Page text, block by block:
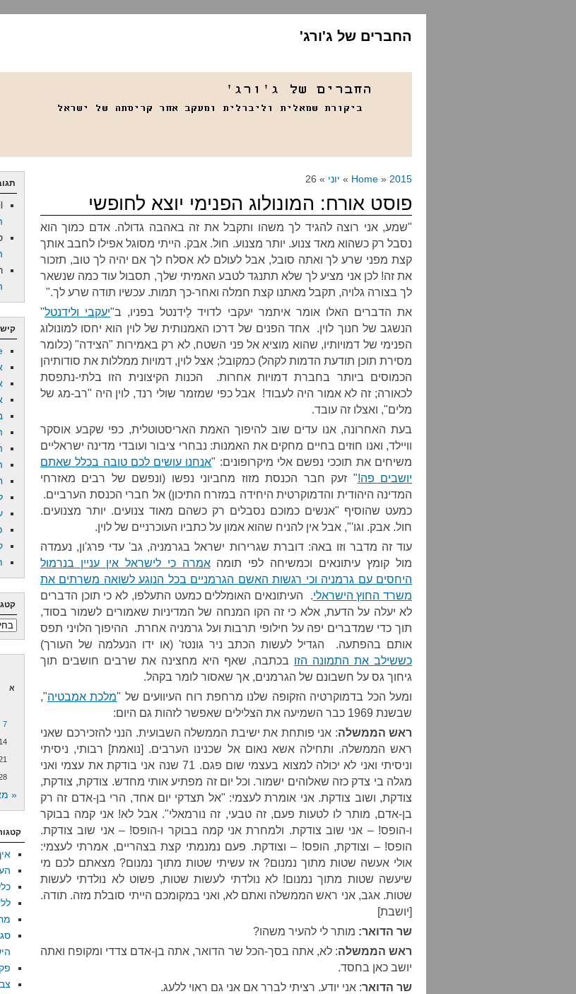
החברים של ג'ורג'
Home » 2015
» יוני » 26
פוסט אורח: המונולוג הפנימי יוצא לחופשי
"שמע, אני רוצה להגיד לך משהו ותקבל את זה באהבה גדולה. אדם כמוך הוא
נסבל רק כשהוא מאד צנוע. יותר מצנוע. חול. אבק. הייתי מסוגל אפילו לחבב אותך
קצת מפני שרע לך ואתה סובל, אבל לעולם לא אסלח לך אם יהיה לך טוב, תזכור
את זה! לכן אני מציע לך שלא תתנגד לטבע האמיתי שלך, תסבול עוד כמה שנשאר
לך בצורה גלויה, תקבל מאתנו קצת חמלה ואחר-כך תמות. עכשיו תודה שרע לך."
את הדברים האלו אומר איתמר יעקבי לדויד לַידנטל בפניו, ב"יעקבי ולידנטל"
הנשגב של חנוך לוין. אחד הפנים של דרכו האמנותית של לוין הוא יחסו למונולוג
הפנימי של דמויותיו, שהוא מוציא אל פני השטח, לא רק באמירות "הצידה" (כלומר
מסירת תוכן תודעת הדמות לקהל) כמקובל; אצל לוין, דמויות ממללות את סודותיהן
הכמוסים ביותר בחברת דמויות אחרות. הכנות הקיצונית הזו בלתי-נתפסת
לכאורה; זה לא אמור היה לעבוד! אבל כפי שמזמר שולי רנד, לוין היה "רב-מג של
מלים", ואצלו זה עובד.
בעת האחרונה, אנו עדים שוב להיפוך האמת האריסטוטלית, כפי שקבע אוסקר
וויילד, ואנו חוזים בחיים מחקים את האמנות: נבחרי ציבור ועובדי מדינה ישראליים
משיחים את תוככי נפשם אלי מיקרופונים: "אנחנו עושים לכם טובה בכלל שאתם
יושבים פה!" זעק חבר הכנסת מזוז מחביוני נפשו (ונפשם של רבים מאזרחי
המדינה היהודית והדמוקרטית היחידה במזרח התיכון) אל חברי הכנסת הערביים.
כמעט שהוסיף "אנשים כמוכם נסבלים רק כשהם מאוד צנועים. יותר מצנועים.
חול. אבק. וגו'", אבל אין להניח שהוא אמון על כתביו העוכרניים של לוין.
עוד זה מדבר וזו באה: דוברת שגרירות ישראל בגרמניה, גב' עדי פרג'ון, נעמדה
מול קומץ עיתונאים וכמשיחה לפי תומהאמרה כי לישראל אין עניין בנרמול
היחסים עם גרמניה וכי רגשות האשם הגרמניים בכל הנוגע לשואה משרתים את
משרד החוץ הישראלי. העיתונאים האומללים כמעט התעלפו, לא כי תוכן הדברים
לא יעלה על הדעת, אלא כי זה הקו המנחה של המדיניות שאמורים לשמור בסוד,
תוך כדי שמדברים יפה על חילופי תרבות ועל גרמניה אחרת. ההיפוך הלויני תפס
אותם בהפתעה. הגדיל לעשות הכתב ניר גונטז' (או ידו הנעלמה של העורך)
כששילב את התמונה הזו בכתבה, שאף היא מחצינה את שרבים חושבים תוך
גיחוך גס על חשבונם של הגרמנים, אך שאסור לומר בקהל.
ומעל הכל בדמוקרטיה הזקופה שלנו מרחפת רוח העיוועים של "מלכת אמבטיה",
שבשנת 1969 כבר השמיעה את הצלילים שאפשר לזהות גם היום:
ראש הממשלה: אני פותחת את ישיבת הממשלה השבועית. הנני להזכירכם שאני
ראש הממשלה. ותחילה אשא נאום אל שכנינו הערבים. [נואמת] רבותי, ניסיתי
וניסיתי ואני לא יכולה למצוא בעצמי שום פגם. 71 שנה אני בודקת את עצמי ואני
מגלה בי צדק כזה שאלוהים ישמור. וכל יום זה מפתיע אותי מחדש. צודקת, צודקת,
צודקת, ושוב צודקת. אני אומרת לעצמי: "אל תצדקי יום אחד, הרי בן-אדם זה רק
בן-אדם, מותר לו לטעות פעם, זה טבעי, זה נורמאלי". אבל לא! אני קמה בבוקר
ו-הופס! – אני שוב צודקת. ולמחרת אני קמה בבוקר ו-הופס! – אני שוב צודקת.
הופס! – וצודקת, הופס! – וצודקת. פעם נמנמתי קצת בצהריים, אמרתי לעצמי:
אולי אעשה שטות מתוך נמנום? אז עשיתי שטות מתוך נמנום? מצאתם לכם מי
שיעשה שטות מתוך נמנום! לא נולדתי לעשות שטות, פשוט לא נולדתי לעשות
שטות. אגב, אני ראש הממשלה ואתם לא, ואני במקומכם הייתי סובלת מזה. תודה.
[יושבת]
שר הדואר: מותר לי להעיר משהו?
ראש הממשלה: לא, אתה בסך-הכל שר הדואר, אתה בן-אדם צדדי ומקופח ואתה
יושב כאן בחסד.
שר הדואר: אני יודע. רציתי לברר אם אני גם ראוי ללעג.
א
7
14
«